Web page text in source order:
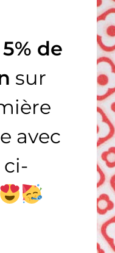
Voyage au
/
DÉTAILS
5% de
sur
avec
ci-